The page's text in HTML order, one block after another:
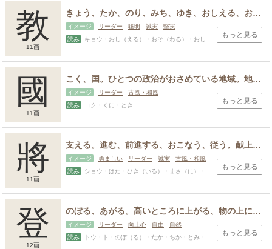
教
11画
きょう、たか、のり、みち、ゆき、おしえる、おそわる。知識や知恵を伝える、人の言うことを素直に受け入れるもののたとえ。まじめ、聡明。
イメージ リーダー 聡明 誠実
堅実
読み
キョウ・おし（える）・おそ（わる）・おしえ・かず・こ・たか・なり・のり・みち・ゆき
もっと見る
國
11画
こく、国。ひとつの政治がおさめている地域。地方。任国をおさめること。生まれ育った場所、故郷、天に対する大地。
イメージ リーダー
古風・和風
読み
コク・くに・とき
もっと見る
將
11画
支える。進む、前進する、おこなう、従う。献上する、たてまつる、申し上げる。軍人の階級のひとつ。
イメージ 勇ましい リーダー 誠実
古風・和風
読み
ショウ・はた・ひき（いる）・まさ（に）・
もっと見る
登
12画
のぼる、あがる。高いところに上がる、物の上にのる。実る、成熟する。成る、成す。引き上げる、高いところに上がらせる。たてまつる。今。すぐに。公の場所へ行く。
イメージ リーダー 向上心 自由
自然
読み
トウ・ト・のぼ（る）・たか・ちか・とみ・とも・なり・なる・のぼる・のり・み・みのる
もっと見る